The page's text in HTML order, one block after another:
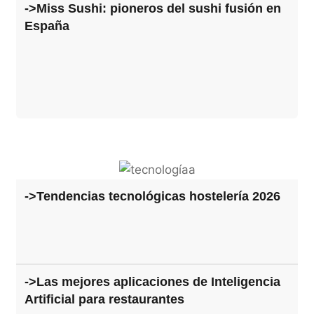
->Miss Sushi: pioneros del sushi fusión en
España
->Tendencias tecnológicas hostelería 2026
->Las mejores aplicaciones de Inteligencia
Artificial para restaurantes